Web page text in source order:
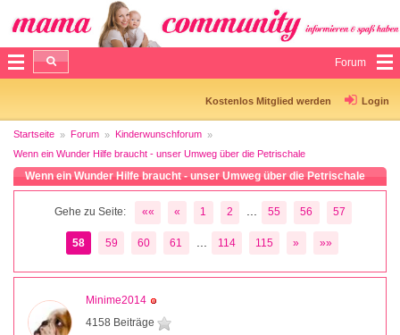
Forum
Kostenlos Mitglied werden Login
Startseite Forum
Kinderwunschforum
Wenn ein Wunder Hilfe braucht - unser Umweg über die Petrischale
Wenn ein Wunder Hilfe braucht - unser Umweg über die Petrischale
Gehe zu Seite: «« « 1 2 55 56 57
58 59 60 61 114 115 » »»
Minime2014
4158 Beiträge